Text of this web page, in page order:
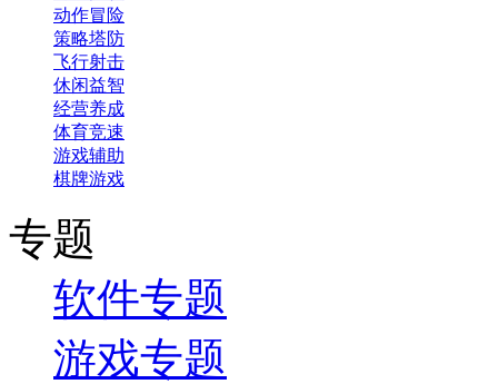
动作冒险
策略塔防
飞行射击
休闲益智
经营养成
体育竞速
游戏辅助
棋牌游戏
专题
软件专题
游戏专题